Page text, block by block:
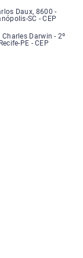
José Carlos, número
Daux, 8600 -
SC - CEP
Charles Darwin,
Darwin - 2º
PE - CEP